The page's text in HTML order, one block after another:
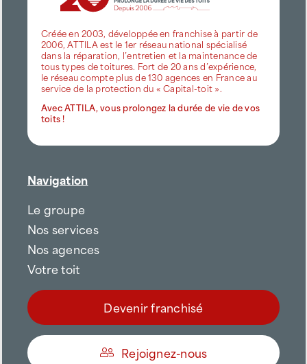
Créée en 2003, développée en franchise à partir de
2006, ATTILA est le 1er réseau national spécialisé
dans la réparation, l’entretien et la maintenance de
tous types de toitures. Fort de 20 ans d’expérience,
le réseau compte plus de 130 agences en France au
service de la protection du « Capital-toit ».
Avec ATTILA, vous prolongez la durée de vie de vos
toits !
Navigation
Le groupe
Nos services
Nos agences
Votre toit
Devenir franchisé
Rejoignez-nous